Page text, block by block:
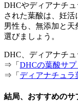
DHCやディアナチ
された葉酸は、妊活
男性も、無添加と
選びましょう。
DHC、ディアナチュ
⇒「 DHCの葉酸サ
⇒「 ディアナチュラ
結局、おすすめのサ